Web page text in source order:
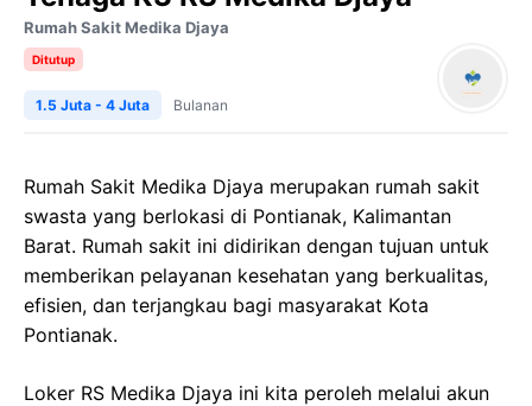
Rumah Sakit Medika Djaya
Ditutup
1.5 Juta - 4 Juta Bulanan
Rumah Sakit Medika Djaya merupakan rumah sakit
swasta yang berlokasi di Pontianak, Kalimantan
Barat. Rumah sakit ini didirikan dengan tujuan untuk
memberikan pelayanan kesehatan yang berkualitas,
efisien, dan terjangkau bagi masyarakat Kota
Pontianak.
Loker RS Medika Djaya ini kita peroleh melalui akun